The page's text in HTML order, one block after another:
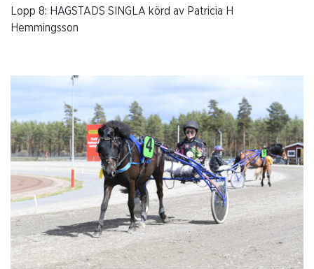
Lopp 8: HAGSTADS SINGLA körd av Patricia H
Hemmingsson